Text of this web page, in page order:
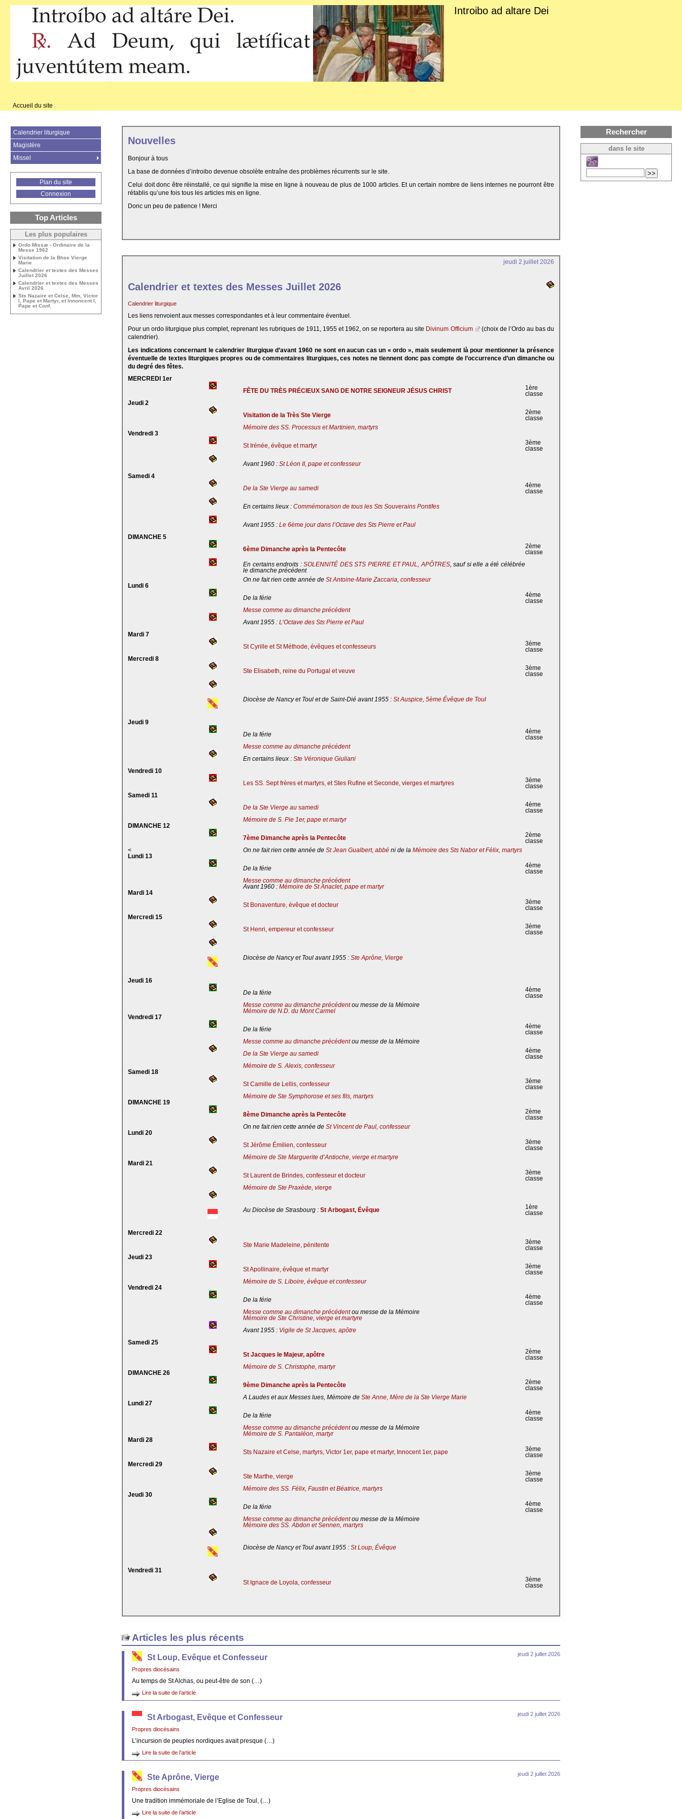
Introibo ad altare Dei
Accueil du site
Nouvelles
Bonjour à tous
La base de données d’introibo devenue obsolète entraîne des problèmes récurrents sur le site.
Celui doit donc être réinstallé, ce qui signifie la mise en ligne à nouveau de plus de 1000 articles. Et un certain nombre de liens internes ne pourront être
rétablis qu’une fois tous les articles mis en ligne.
Donc un peu de patience ! Merci
jeudi 2 juillet 2026
Calendrier et textes des Messes Juillet 2026
Calendrier liturgique
Les liens renvoient aux messes correspondantes et à leur commentaire éventuel.
Pour un ordo liturgique plus complet, reprenant les rubriques de 1911, 1955 et 1962, on se reportera au site Divinum Officium
(choix de l’Ordo au bas du
calendrier).
Les indications concernant le calendrier liturgique d’avant 1960 ne sont en aucun cas un « ordo », mais seulement là pour mentionner la présence
éventuelle de textes liturgiques propres ou de commentaires liturgiques, ces notes ne tiennent donc pas compte de l’occurrence d’un dimanche ou
du degré des fêtes.
MERCREDI 1er
FÊTE DU TRÈS PRÉCIEUX SANG DE NOTRE SEIGNEUR JÉSUS CHRIST
1ère
classe
Jeudi 2
Visitation de la Très Ste Vierge
2ème
classe
Mémoire des SS. Processus et Martinien, martyrs
Vendredi 3
St Irénée, évêque et martyr
3ème
classe
Avant 1960 : St Léon II, pape et confesseur
Samedi 4
De la Ste Vierge au samedi
4ème
classe
En certains lieux : Commémoraison de tous les Sts Souverains Pontifes
Avant 1955 : Le 6ème jour dans l’Octave des Sts Pierre et Paul
DIMANCHE 5
6ème Dimanche après la Pentecôte
2ème
classe
En certains endroits :SOLENNITÉ DES STS PIERRE ET PAUL, APÔTRES, sauf si elle a été célébrée
le dimanche précédent
On ne fait rien cette année de St Antoine-Marie Zaccaria, confesseur
Lundi 6
De la férie
4ème
classe
Messe comme au dimanche précédent
Avant 1955 : L’Octave des Sts Pierre et Paul
Mardi 7
St Cyrille et St Méthode, évêques et confesseurs
3ème
classe
Mercredi 8
Ste Elisabeth, reine du Portugal et veuve
3ème
classe
Diocèse de Nancy et Toul et de Saint-Dié avant 1955 : St Auspice, 5ème Évêque de Toul
Jeudi 9
De la férie
4ème
classe
Messe comme au dimanche précédent
En certains lieux : Ste Véronique Giuliani
Vendredi 10
Les SS. Sept frères et martyrs, et Stes Rufine et Seconde, vierges et martyres
3ème
classe
Samedi 11
De la Ste Vierge au samedi
4ème
classe
Mémoire de S. Pie 1er, pape et martyr
DIMANCHE 12
7ème Dimanche après la Pentecôte
2ème
classe
<
On ne fait rien cette année de St Jean Gualbert, abbé ni de la Mémoire des Sts Nabor et Félix, martyrs
Lundi 13
De la férie
4ème
classe
Messe comme au dimanche précédent
Avant 1960 : Mémoire de St Anaclet, pape et martyr
Mardi 14
St Bonaventure, évêque et docteur
3ème
classe
Mercredi 15
St Henri, empereur et confesseur
3ème
classe
Diocèse de Nancy et Toul avant 1955 : Ste Aprône, Vierge
Jeudi 16
De la férie
4ème
classe
Messe comme au dimanche précédentou messe de la Mémoire
Mémoire de N.D. du Mont Carmel
Vendredi 17
De la férie
4ème
classe
Messe comme au dimanche précédentou messe de la Mémoire
De la Ste Vierge au samedi
4ème
classe
Mémoire de S. Alexis, confesseur
Samedi 18
St Camille de Lellis, confesseur
3ème
classe
Mémoire de Ste Symphorose et ses fils, martyrs
DIMANCHE 19
8ème Dimanche après la Pentecôte
2ème
classe
On ne fait rien cette année de St Vincent de Paul, confesseur
Lundi 20
St Jérôme Émilien, confesseur
3ème
classe
Mémoire de Ste Marguerite d’Antioche, vierge et martyre
Mardi 21
St Laurent de Brindes, confesseur et docteur
3ème
classe
Mémoire de Ste Praxède, vierge
Au Diocèse de Strasbourg : St Arbogast, Évêque
1ère
classe
Mercredi 22
Ste Marie Madeleine, pénitente
3ème
classe
Jeudi 23
St Apollinaire, évêque et martyr
3ème
classe
Mémoire de S. Liboire, évêque et confesseur
Vendredi 24
De la férie
4ème
classe
Messe comme au dimanche précédentou messe de la Mémoire
Mémoire de Ste Christine, vierge et martyre
Avant 1955 : Vigile de St Jacques, apôtre
Samedi 25
St Jacques le Majeur, apôtre
2ème
classe
Mémoire de S. Christophe, martyr
DIMANCHE 26
9ème Dimanche après la Pentecôte
2ème
classe
A Laudes et aux Messes lues, Mémoire de Ste Anne, Mère de la Ste Vierge Marie
Lundi 27
De la férie
4ème
classe
Messe comme au dimanche précédentou messe de la Mémoire
Mémoire de S. Pantaléon, martyr
Mardi 28
Sts Nazaire et Celse, martyrs, Victor 1er, pape et martyr, Innocent 1er, pape
3ème
classe
Mercredi 29
Ste Marthe, vierge
3ème
classe
Mémoire des SS. Félix, Faustin et Béatrice, martyrs
Jeudi 30
De la férie
4ème
classe
Messe comme au dimanche précédentou messe de la Mémoire
Mémoire des SS. Abdon et Sennen, martyrs
Diocèse de Nancy et Toul avant 1955 : St Loup, Évêque
Vendredi 31
St Ignace de Loyola, confesseur
3ème
classe
Articles les plus récents
jeudi 2 juillet 2026
St Loup, Evêque et Confesseur
Propres diocésains
Au temps de St Alchas, ou peut-être de son (…)
Lire la suite de l’article
jeudi 2 juillet 2026
St Arbogast, Evêque et Confesseur
Propres diocésains
L’incursion de peuples nordiques avait presque (…)
Lire la suite de l’article
jeudi 2 juillet 2026
Ste Aprône, Vierge
Propres diocésains
Une tradition immémoriale de l’Eglise de Toul, (…)
Lire la suite de l’article
Calendrier liturgique
Magistère
Missel
Plan du site
Connexion
Top Articles
Les plus populaires
Ordo Missæ - Ordinaire de la
Messe 1962
Visitation de la Bhse Vierge
Marie
Calendrier et textes des Messes
Juillet 2026
Calendrier et textes des Messes
Avril 2026
Sts Nazaire et Celse, Mm, Victor
I, Pape et Martyr, et Innoncent I,
Pape et Conf.
Rechercher
dans le site